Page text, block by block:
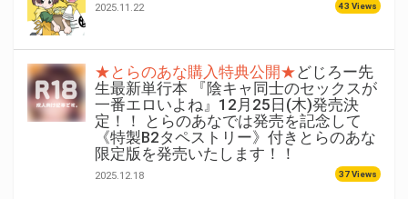
2025.11.22 43 Views
★とらのあな購入特典公開★どじろー先
生最新単行本 『陰キャ同士のセックスが
一番エロいよね』12月25日(木)発売決
定！！ とらのあなでは発売を記念して
《特製B2タペストリー》付きとらのあな
限定版を発売いたします！！
2025.12.18 37 Views